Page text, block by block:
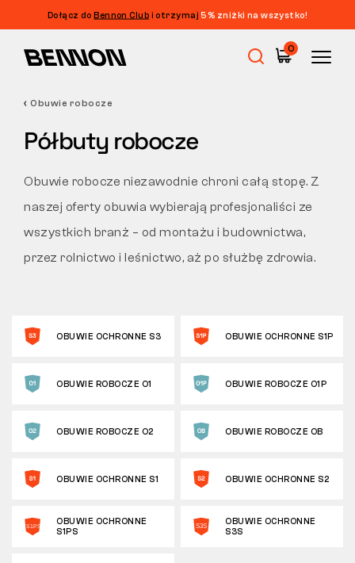
Dołącz doBennon Club i otrzymaj 5% zniżki na wszystko!
0
Barefoot
Obuwie casualowe
Tactical
Obuwie robocze
Półbuty robocze
Obuwie robocze niezawodnie chroni całą stopę. Z
naszej oferty obuwia wybierają profesjonaliści ze
wszystkich branż – od montażu i budownictwa,
przez rolnictwo i leśnictwo, aż po służbę zdrowia.
OBUWIE OCHRONNE S3 OBUWIE OCHRONNE S1P
OBUWIE ROBOCZE O1 OBUWIE ROBOCZE O1P
OBUWIE ROBOCZE O2 OBUWIE ROBOCZE OB
OBUWIE OCHRONNE S1 OBUWIE OCHRONNE S2
OBUWIE OCHRONNE
S1PS
OBUWIE OCHRONNE
S3S
Filtrowanie
KOLOR
WŁAŚCIWOŚCI
WYCZYŚĆ FILTRY